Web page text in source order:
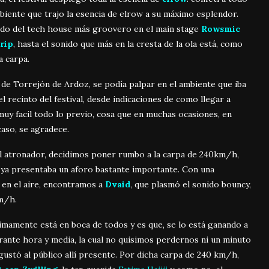
que trajo la esencia de elrow a su máximo esplendor.
del tech house más groovero en el main stage Rowsmic
, hasta el sonido que más en la cresta de la ola está, como
carpa.
Torrejón de Ardoz, se podía palpar en el ambiente que iba
recinto del festival, desde indicaciones de como llegar a
facil todo lo previo, cosa que en muchas ocasiones, en
se agradece.
decidimos poner rumbo a la carpa de 240km/h,
presentaba un aforo bastante importante. Con una
el aire, encontramos a Dvaid, que plasmó el sonido bouncy,
h.
está en boca de todos y es que, se lo está ganando a
hora y media, la cual no quisimos perdernos ni un minuto
al público allí presente. Por dicha carpa de 240 km/h,